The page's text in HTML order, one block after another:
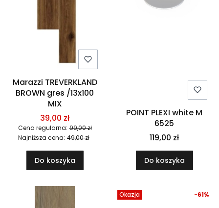
Marazzi TREVERKLAND
BROWN gres /13x100
MIX
39,00 zł
Cena regularna: 99,00 zł
Najniższa cena: 49,00 zł
Do koszyka
POINT PLEXI white M
6525
119,00 zł
Do koszyka
Okazja -61%